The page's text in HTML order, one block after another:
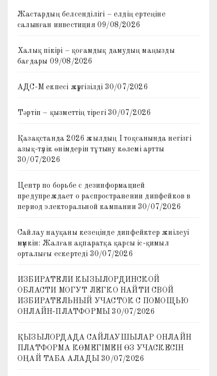
Жастардың белсенділігі – елдің ертеңіне
салынған инвестиция 09/08/2026
Халық пікірі – қоғамдық дамудың маңызды
бағдары 09/08/2026
АДС-М екпесі жүргізілді 30/07/2026
Тәртіп – қызметтің тірегі 30/07/2026
Қазақстанда 2026 жылдың I тоқсанында негізгі
азық-түлік өнімдерін тұтыну көлемі артты
30/07/2026
Центр по борьбе с дезинформацией
предупреждает о распространении дипфейков в
период электоральной кампании 30/07/2026
Сайлау науқаны кезеңінде дипфейктер жиілеуі
мүмкін: Жалған ақпаратқа қарсы іс-қимыл
орталығы ескертеді 30/07/2026
ИЗБИРАТЕЛИ КЫЗЫЛОРДИНСКОЙ
ОБЛАСТИ МОГУТ ЛЕГКО НАЙТИ СВОЙ
ИЗБИРАТЕЛЬНЫЙ УЧАСТОК С ПОМОЩЬЮ
ОНЛАЙН-ПЛАТФОРМЫ 30/07/2026
ҚЫЗЫЛОРДАДА САЙЛАУШЫЛАР ОНЛАЙН
ПЛАТФОРМА КӨМЕГІМЕН ӨЗ УЧАСКЕСІН
ОҢАЙ ТАБА АЛАДЫ 30/07/2026